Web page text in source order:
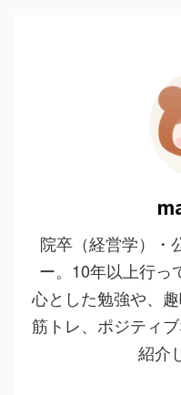
院卒（経営学）・
ー。10年以上行っ
心とした勉強や、
筋トレ、ポジティ
紹介